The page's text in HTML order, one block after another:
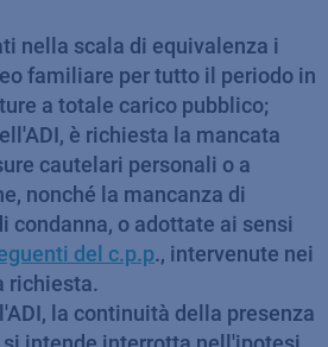
nella scala di equivalenza i
familiare per tutto il periodo in
a totale carico pubblico;
è richiesta la mancata
cautelari personali o a
nonché la mancanza di
condanna, o adottate ai sensi
del c.p.p., intervenute nei
richiesta.
la continuità della presenza